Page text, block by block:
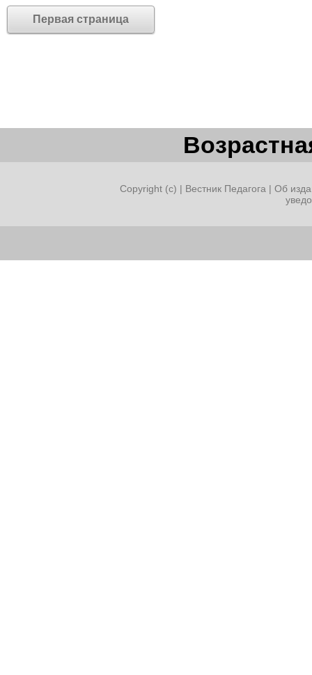
Первая страница
Copyright (c) | Вестник Педагога | Об